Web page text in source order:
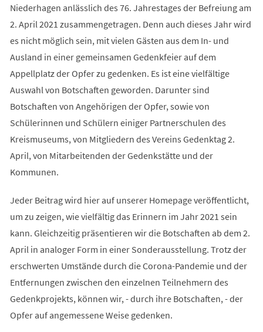
Niederhagen anlässlich des 76. Jahrestages der Befreiung am
2. April 2021 zusammengetragen. Denn auch dieses Jahr wird
es nicht möglich sein, mit vielen Gästen aus dem In- und
Ausland in einer gemeinsamen Gedenkfeier auf dem
Appellplatz der Opfer zu gedenken. Es ist eine vielfältige
Auswahl von Botschaften geworden. Darunter sind
Botschaften von Angehörigen der Opfer, sowie von
Schülerinnen und Schülern einiger Partnerschulen des
Kreismuseums, von Mitgliedern des Vereins Gedenktag 2.
April, von Mitarbeitenden der Gedenkstätte und der
Kommunen.
Jeder Beitrag wird hier auf unserer Homepage veröffentlicht,
um zu zeigen, wie vielfältig das Erinnern im Jahr 2021 sein
kann. Gleichzeitig präsentieren wir die Botschaften ab dem 2.
April in analoger Form in einer Sonderausstellung. Trotz der
erschwerten Umstände durch die Corona-Pandemie und der
Entfernungen zwischen den einzelnen Teilnehmern des
Gedenkprojekts, können wir, - durch ihre Botschaften, - der
Opfer auf angemessene Weise gedenken.